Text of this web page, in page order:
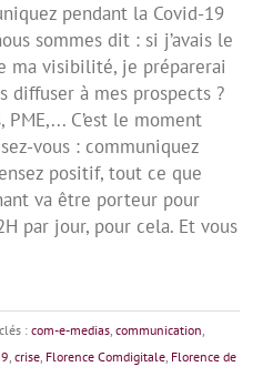
pendant la Covid-19
sommes dit : si j’avais le
ma visibilité, je préparerai
diffuser à mes prospects ?
C’est le moment
vous : communiquez
positif, tout ce que
va être porteur pour
par jour, pour cela. Et vous
: com-e-medias, communication,
, crise, Florence Comdigitale, Florence de